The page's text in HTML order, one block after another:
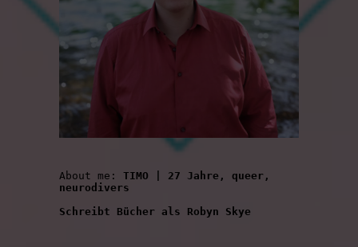
About me: TIMO | 27 Jahre, queer,
neurodivers
Schreibt Bücher als Robyn Skye